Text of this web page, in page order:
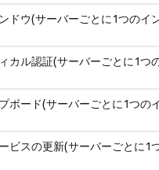
ドウ(サーバーごとに1つのイ
カル認証(サーバーごとに1つ
ボード(サーバーごとに1つの
ビスの更新(サーバーごとに1